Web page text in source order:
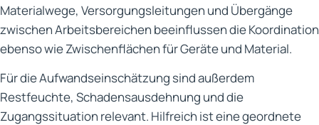
Materialwege, Versorgungsleitungen und Übergänge
zwischen Arbeitsbereichen beeinflussen die Koordination
ebenso wie Zwischenflächen für Geräte und Material.
Für die Aufwandseinschätzung sind außerdem
Restfeuchte, Schadensausdehnung und die
Zugangssituation relevant. Hilfreich ist eine geordnete